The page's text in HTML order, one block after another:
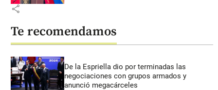
share
Te recomendamos
De la Espriella dio por terminadas las
negociaciones con grupos armados y
anunció megacárceles